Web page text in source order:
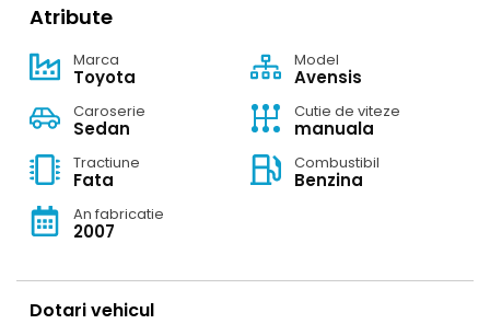
Atribute
Marca
Toyota
Model
Avensis
Caroserie
Sedan
Cutie de viteze
manuala
Tractiune
Fata
Combustibil
Benzina
An fabricatie
2007
Dotari vehicul